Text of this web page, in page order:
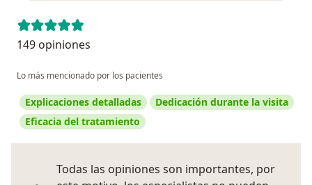
149 opiniones
Lo más mencionado por los pacientes
Explicaciones detalladas
Dedicación durante la visita
Eficacia del tratamiento
Todas las opiniones son importantes, por